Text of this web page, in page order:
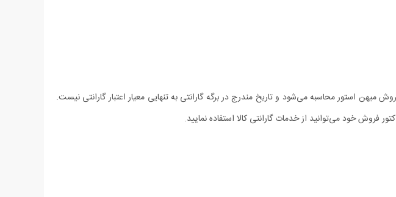
میهن استور محاسبه می‌شود و تاریخ مندرج در برگه گارانتی به تنهایی معیار اعتبار گارانتی نیست.
فروش خود می‌توانید از خدمات گارانتی کالا استفاده نمایید.